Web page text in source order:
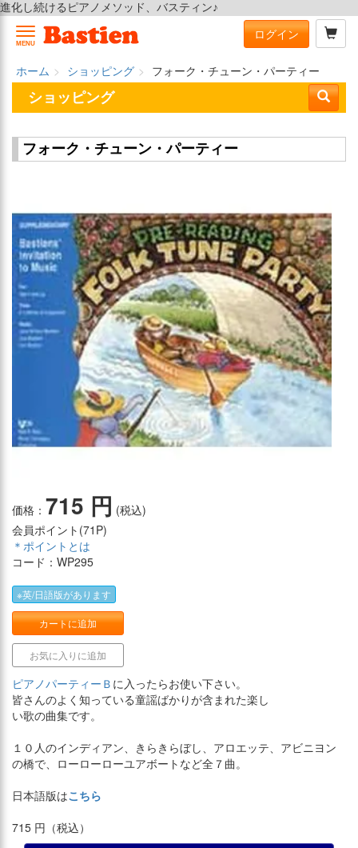
進化し続けるピアノメソッド、バスティン♪
MENU
ログイン
ホーム ショッピング
フォーク・チューン・パーティー
ショッピング
フォーク・チューン・パーティー
価格： 715 円 (税込)
会員ポイント(71P)
＊ポイントとは
コード：WP295
※英/日語版があります
カートに追加
お気に入りに追加
ピアノパーティーＢ に入ったらお使い下さい。
皆さんのよく知っている童謡ばかりが含まれた楽し
い歌の曲集です。
１０人のインディアン、きらきらぼし、アロエッテ、アビニヨン
の橋で、ローローローユアボートなど全７曲。
日本語版はこちら
715 円（税込）